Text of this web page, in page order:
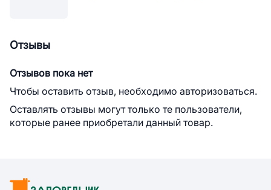
Отзывы
Отзывов пока нет
Чтобы оставить отзыв, необходимо авторизоваться.
Оставлять отзывы могут только те пользователи,
которые ранее приобретали данный товар.